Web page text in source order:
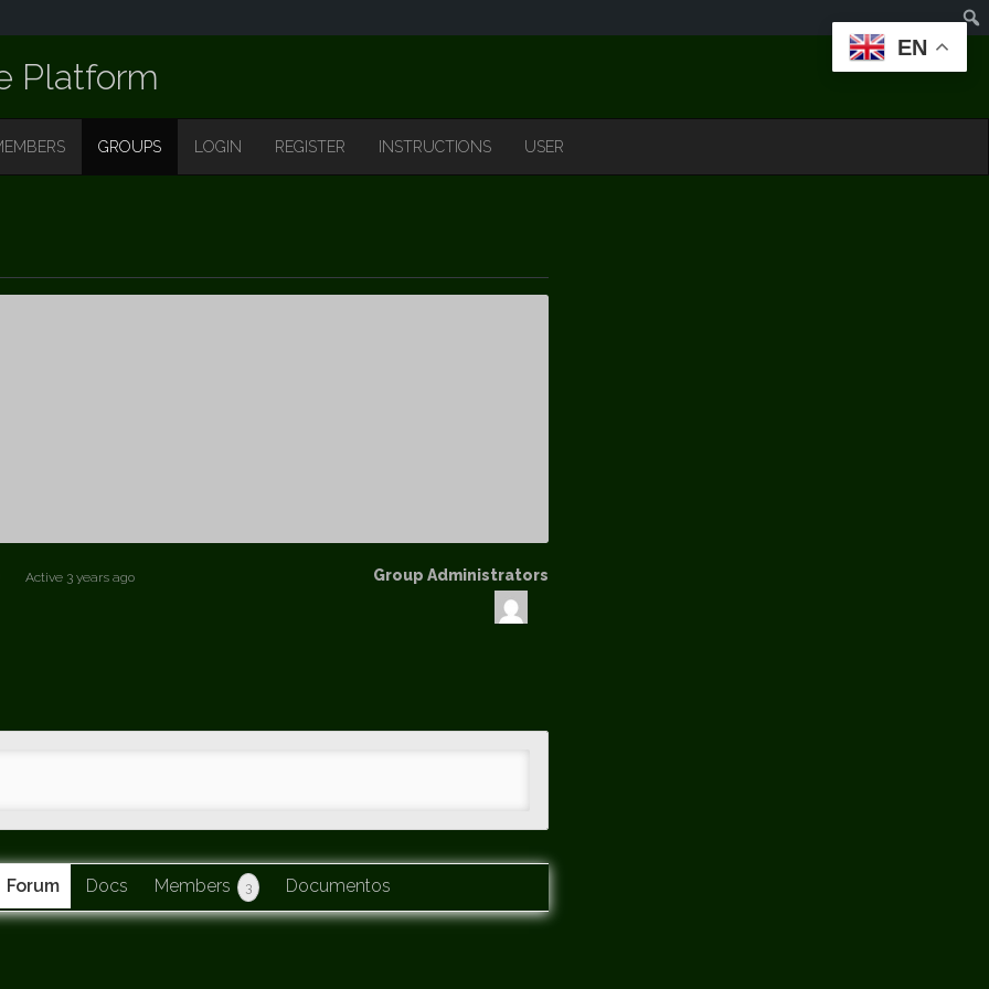
Platform
GROUPS LOGIN REGISTER INSTRUCTIONS USER
Active 3 years ago
Group
Leadership
Group Administrators
Forum Docs Members 3 Documentos
EN